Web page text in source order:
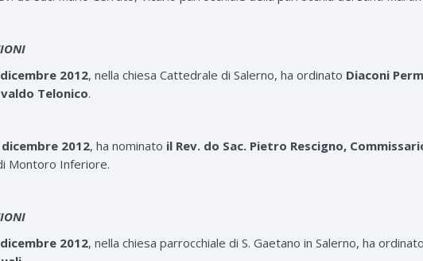
2012, nella chiesa Cattedrale di Salerno, ha ordinato Diaconi
Telonico.
dicembre 2012, ha nominato il Rev. do Sac. Pietro Rescigno,
Montoro Inferiore.
2012, nella chiesa parrocchiale di S. Gaetano in Salerno, ha ordinato